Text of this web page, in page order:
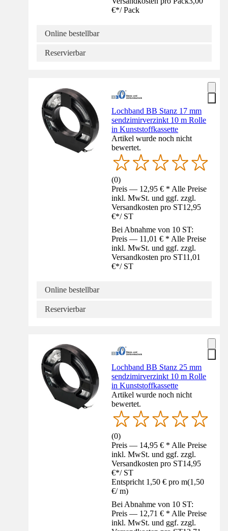
€*/ Pack
Online bestellbar
Reservierbar
Lochband BB Stanz 17 mm
sendzimirverzinkt 10 m Rolle
in Kunststoffkassette
Artikel wurde noch nicht
bewertet.
(0)
Preis — 12,95 € * Alle Preise
inkl. MwSt. und ggf. zzgl.
Versandkosten pro ST12,95
€*/ ST
Bei Abnahme von 10 ST:
Preis — 11,01 € * Alle Preise
inkl. MwSt. und ggf. zzgl.
Versandkosten pro ST11,01
€*/ ST
Online bestellbar
Reservierbar
Lochband BB Stanz 25 mm
sendzimirverzinkt 10 m Rolle
in Kunststoffkassette
Artikel wurde noch nicht
bewertet.
(0)
Preis — 14,95 € * Alle Preise
inkl. MwSt. und ggf. zzgl.
Versandkosten pro ST14,95
€*/ ST
Entspricht 1,50 € pro m(1,50
€/ m)
Bei Abnahme von 10 ST:
Preis — 12,71 € * Alle Preise
inkl. MwSt. und ggf. zzgl.